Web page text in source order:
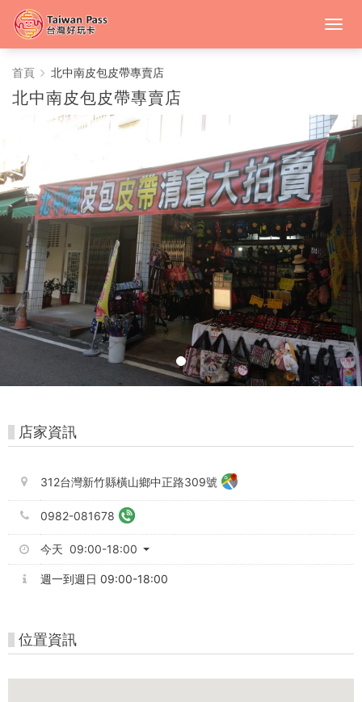
北
中
皮
包
皮
帶
專
賣
-
中
台
灣
好
玩
卡
首頁 北中南皮包皮帶專賣店
北中南皮包皮帶專賣店
店家資訊
312台灣新竹縣橫山鄉中正路309號
0982-081678
今天 09:00-18:00
週一到週日 09:00-18:00
位置資訊